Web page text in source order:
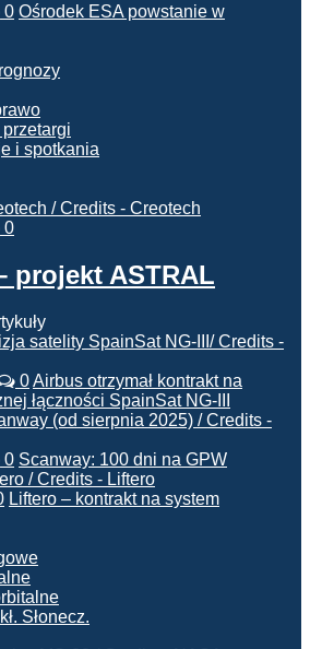
0 Ośrodek ESA powstanie w
i spotkania
0
projekt ASTRAL
0Airbus otrzymał kontrakt na
łączności SpainSat NG-III
0 Scanway: 100 dni na GPW
Liftero – kontrakt na system
Słonecz.